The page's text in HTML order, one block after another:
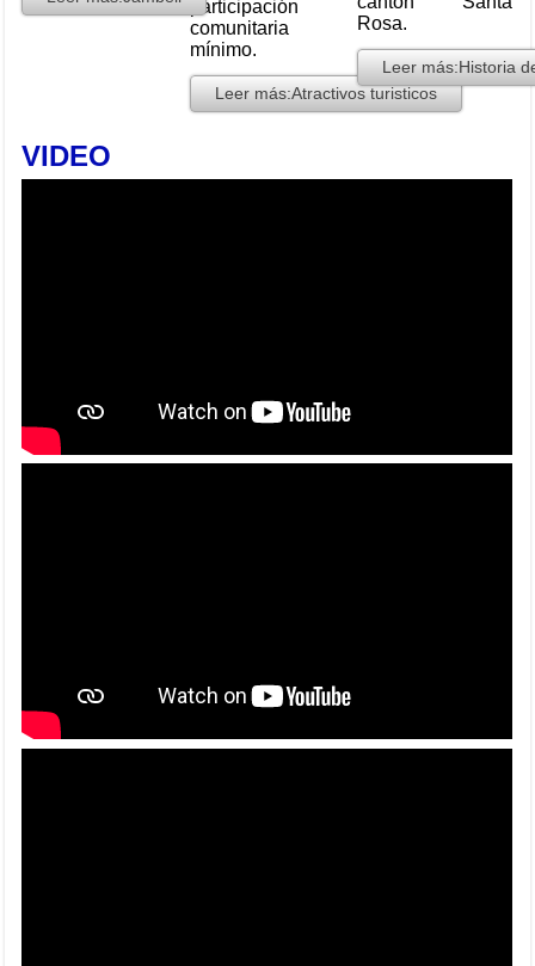
participación
comunitaria
mínimo.
Leer más:Atractivos turisticos
Rosa.
Leer más:Historia
VIDEO